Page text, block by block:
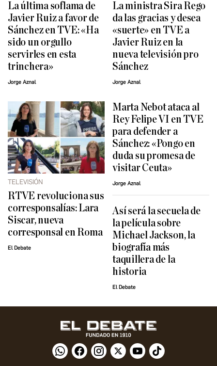
La última soflama de
Javier Ruiz a favor de
Sánchez en TVE: «Ha
sido un orgullo
servirles en esta
trinchera»
Jorge Aznal
La ministra Sira Rego
da las gracias y desea
«suerte» en TVE a
Javier Ruiz en la
nueva televisión pro
Sánchez
Jorge Aznal
TELEVISIÓN
RTVE revoluciona sus
corresponsalías: Lara
Siscar, nueva
corresponsal en Roma
El Debate
Marta Nebot ataca al
Rey Felipe VI en TVE
para defender a
Sánchez: «Pongo en
duda su promesa de
visitar Ceuta»
Jorge Aznal
Así será la secuela de
la película sobre
Michael Jackson, la
biografía más
taquillera de la
historia
El Debate